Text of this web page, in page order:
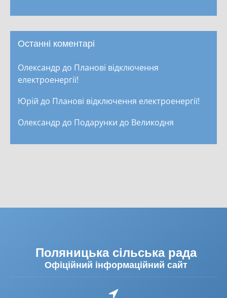
Останні коментарі
Олександр до Планові відключення
електроенергії!
Юрій до Планові відключення електроенергії!
Олександр до Подарунки до Великодня
Поляницька сільська рада
Офіційний інформаційний сайт